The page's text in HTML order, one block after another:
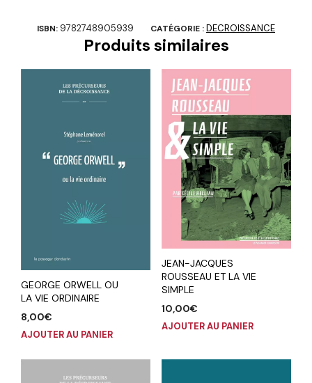
ISBN: 9782748905939 CATÉGORIE :DECROISSANCE
Produits similaires
GEORGE ORWELL OU
LA VIE ORDINAIRE
8,00€
AJOUTER AU PANIER
JEAN-JACQUES
ROUSSEAU ET LA VIE
SIMPLE
10,00€
AJOUTER AU PANIER